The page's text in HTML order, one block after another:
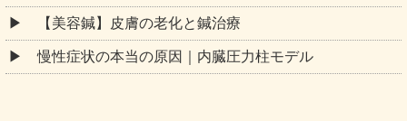
【美容鍼】皮膚の老化と鍼治療
慢性症状の本当の原因｜内臓圧力柱モデル